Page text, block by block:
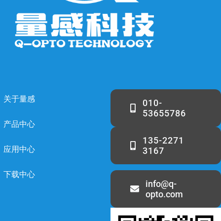
关于量感
产品中心
应用中心
下载中心
010-
53655786
135-2271
3167
info@q-
opto.com